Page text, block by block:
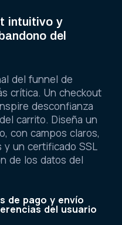
intuitivo y
del
del funnel de
crítica. Un checkout
desconfianza
carrito. Diseña un
con campos claros,
un certificado SSL
de los datos del
de pago y envío
del usuario